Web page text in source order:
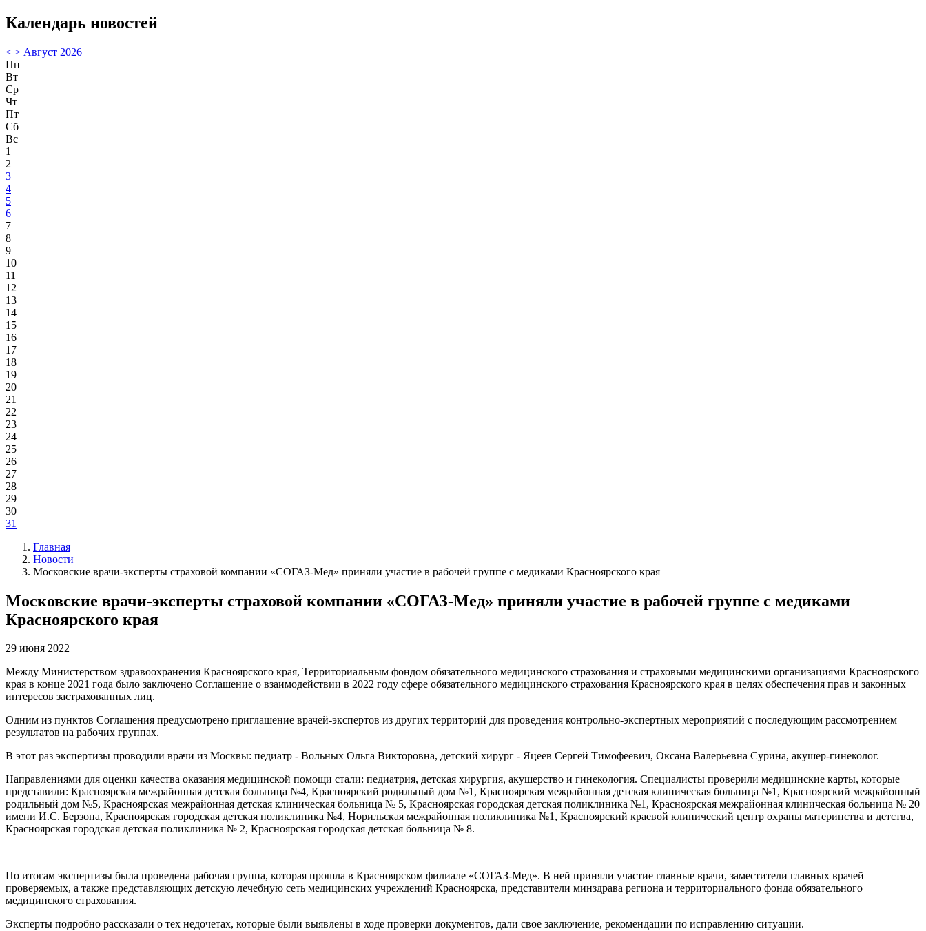
Календарь новостей
< > Август 2026
Пн
Вт
Ср
Чт
Пт
Сб
Вс
1
2
3
4
5
6
7
8
9
10
11
12
13
14
15
16
17
18
19
20
21
22
23
24
25
26
27
28
29
30
31
Главная
Новости
Московские врачи-эксперты страховой компании «СОГАЗ-Мед» приняли участие в рабочей группе с медиками Красноярского края
Московские врачи-эксперты страховой компании «СОГАЗ-Мед» приняли участие в рабочей группе с медиками
Красноярского края
29 июня 2022
Между Министерством здравоохранения Красноярского края, Территориальным фондом обязательного медицинского страхования и страховыми медицинскими организациями Красноярского
края в конце 2021 года было заключено Соглашение о взаимодействии в 2022 году сфере обязательного медицинского страхования Красноярского края в целях обеспечения прав и законных
интересов застрахованных лиц.
Одним из пунктов Соглашения предусмотрено приглашение врачей-экспертов из других территорий для проведения контрольно-экспертных мероприятий с последующим рассмотрением
результатов на рабочих группах.
В этот раз экспертизы проводили врачи из Москвы: педиатр - Вольных Ольга Викторовна, детский хирург - Яцеев Сергей Тимофеевич, Оксана Валерьевна Сурина, акушер-гинеколог.
Направлениями для оценки качества оказания медицинской помощи стали: педиатрия, детская хирургия, акушерство и гинекология. Специалисты проверили медицинские карты, которые
представили: Красноярская межрайонная детская больница №4, Красноярский родильный дом №1, Красноярская межрайонная детская клиническая больница №1, Красноярский межрайонный
родильный дом №5, Красноярская межрайонная детская клиническая больница № 5, Красноярская городская детская поликлиника №1, Красноярская межрайонная клиническая больница № 20
имени И.С. Берзона, Красноярская городская детская поликлиника №4, Норильская межрайонная поликлиника №1, Красноярский краевой клинический центр охраны материнства и детства,
Красноярская городская детская поликлиника № 2, Красноярская городская детская больница № 8.
По итогам экспертизы была проведена рабочая группа, которая прошла в Красноярском филиале «СОГАЗ-Мед». В ней приняли участие главные врачи, заместители главных врачей
проверяемых, а также представляющих детскую лечебную сеть медицинских учреждений Красноярска, представители минздрава региона и территориального фонда обязательного
медицинского страхования.
Эксперты подробно рассказали о тех недочетах, которые были выявлены в ходе проверки документов, дали свое заключение, рекомендации по исправлению ситуации.